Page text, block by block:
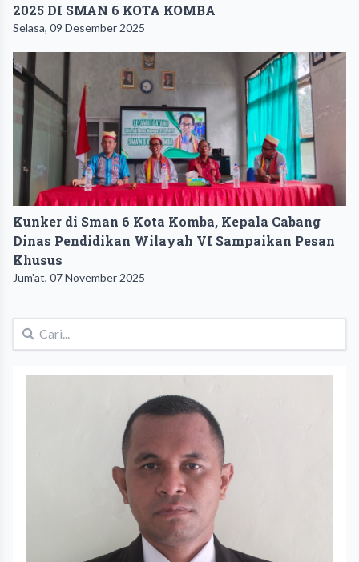
2025 DI SMAN 6 KOTA KOMBA
Selasa, 09 Desember 2025
Kunker di Sman 6 Kota Komba, Kepala Cabang
Dinas Pendidikan Wilayah VI Sampaikan Pesan
Khusus
Jum'at, 07 November 2025